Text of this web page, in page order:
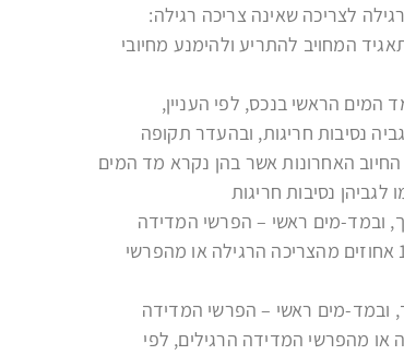
לצריכה שאינה צריכה רגילה:
המחויב להתריע ולהימנע מחיובי
הראשי בנכס, לפי העניין,
נסיבות חריגות, ובהעדר תקופה
האחרונות אשר בהן נקרא מד המים
נסיבות חריגות
ובמד-מים ראשי – הפרשי המדידה
שנמדדו, השווה או העולה על 130 אחוזים אך נמוכה מ-150 אחוזים מהצריכה הרגילה או מהפרשי
ובמד-מים ראשי – הפרשי המדידה
מהצריכה הרגילה או מהפרשי המדידה הרגילים, לפי